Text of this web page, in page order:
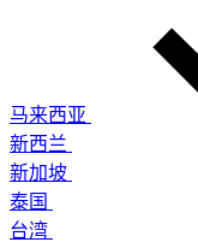
马来西亚
新西兰
新加坡
泰国
台湾